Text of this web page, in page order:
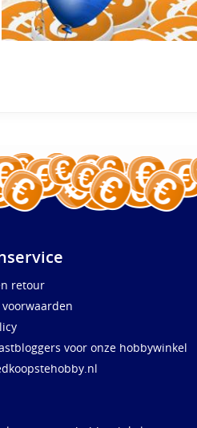
retour
voor onze hobbywinkel